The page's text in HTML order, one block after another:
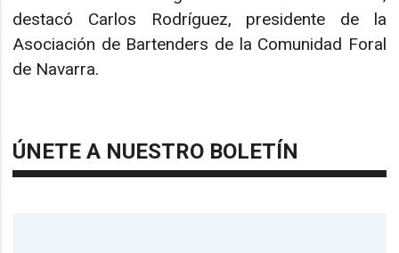
destacó Carlos Rodríguez, presidente de la
Asociación de Bartenders de la Comunidad Foral
de Navarra.
ÚNETE A NUESTRO BOLETÍN